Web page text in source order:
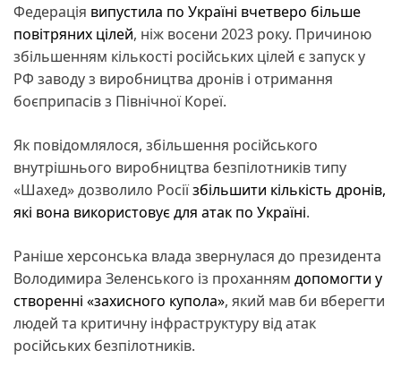
Федерація випустила по Україні вчетверо більше
повітряних цілей, ніж восени 2023 року. Причиною
збільшенням кількості російських цілей є запуск у
РФ заводу з виробництва дронів і отримання
боєприпасів з Північної Кореї.
Як повідомлялося, збільшення російського
внутрішнього виробництва безпілотників типу
«Шахед» дозволило Росіїзбільшити кількість дронів,
які вона використовує для атак по Україні.
Раніше херсонська влада звернулася до президента
Володимира Зеленського із проханням допомогти у
створенні «захисного купола», який мав би вберегти
людей та критичну інфраструктуру від атак
російських безпілотників.